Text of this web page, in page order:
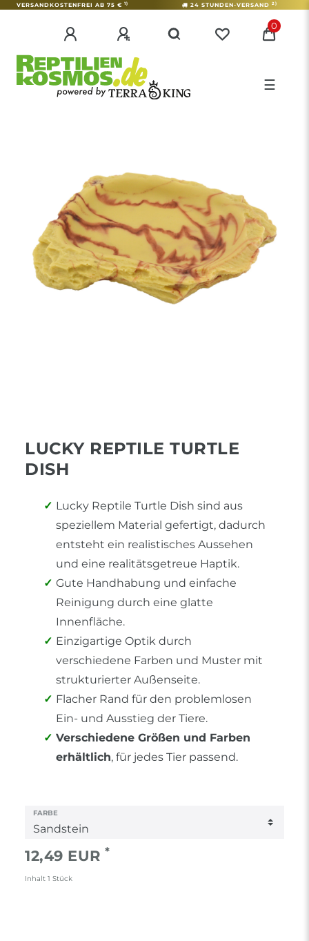
VERSANDKOSTENFREI AB 75 € 1) 24 STUNDEN-VERSAND 2)
0
☰
LUCKY REPTILE TURTLE
DISH
Lucky Reptile Turtle Dish sind aus
speziellem Material gefertigt, dadurch
entsteht ein realistisches Aussehen
und eine realitätsgetreue Haptik.
Gute Handhabung und einfache
Reinigung durch eine glatte
Innenfläche.
Einzigartige Optik durch
verschiedene Farben und Muster mit
strukturierter Außenseite.
Flacher Rand für den problemlosen
Ein- und Ausstieg der Tiere.
Verschiedene Größen und Farben
erhältlich, für jedes Tier passend.
FARBE
12,49 EUR *
Inhalt 1 Stück